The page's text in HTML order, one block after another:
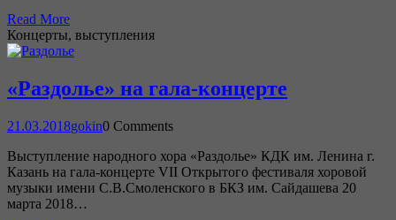
Read More
Концерты, выступления
«Раздолье» на гала-концерте
21.03.2018gokin0 Comments
Выступление народного хора «Раздолье» КДК им. Ленина г.
Казань на гала-концерте VII Открытого фестиваля хоровой
музыки имени С.В.Смоленского в БКЗ им. Сайдашева 20
марта 2018…